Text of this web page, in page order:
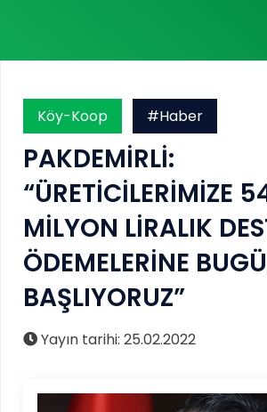
Köy-Koop #Haber
PAKDEMİRLİ:
“ÜRETİCİLERİMİZE
MİLYON LİRALIK
ÖDEMELERİNE
BAŞLIYORUZ”
Yayın tarihi: 25.02.2022